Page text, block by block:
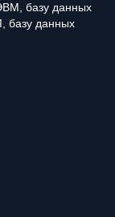
базу данных
базу данных